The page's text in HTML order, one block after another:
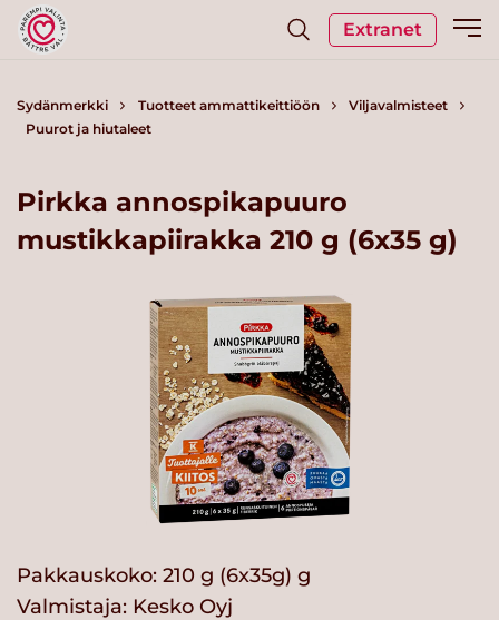
Extranet
Sydänmerkki Tuotteet ammattikeittiöön
Viljavalmisteet
Puurot ja hiutaleet
Pirkka annospikapuuro
mustikkapiirakka 210 g (6x35 g)
Pakkauskoko: 210 g (6x35g) g
Valmistaja: Kesko Oyj